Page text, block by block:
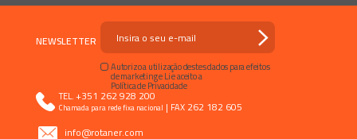
NEWSLETTER
Autorizo a utilização destes dados para efeitos
de marketing e Li e aceito a
Política de Privacidade
TEL.+351 262 928 200
Chamada para rede fixa nacional | FAX 262 182 605
info@rotaner.com